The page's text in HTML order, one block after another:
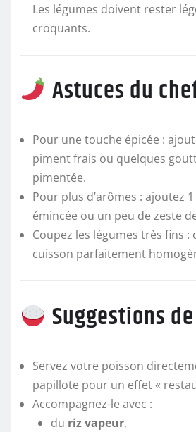
Les légumes doivent rester
croquants.
Astuces du
Pour une touche épicée :
piment frais ou quelques
pimentée.
Pour plus d’arômes : ajoutez 1
émincée ou un peu de zeste
Coupez les légumes très fins :
cuisson parfaitement
Suggestions
Servez votre poisson
papillote pour un effet «
Accompagnez-le avec :
du riz vapeur,